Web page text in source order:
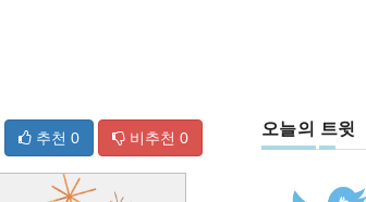
추천 0 비추천 0 오늘의 트윗